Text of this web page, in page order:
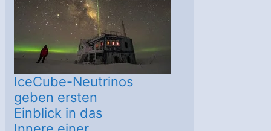
IceCube-Neutrinos
geben ersten
Einblick in das